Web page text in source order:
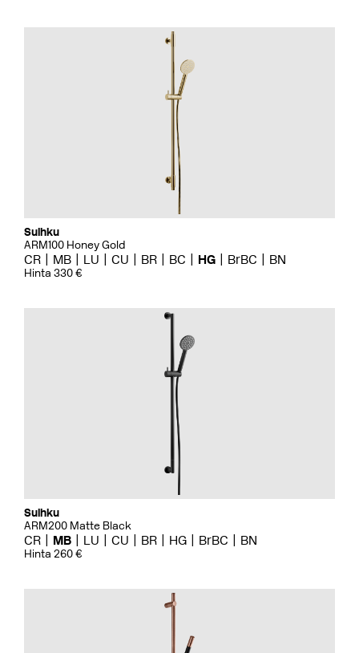
Suihku
ARM100 Honey Gold
CR MB LU CU BR BC HG BrBC BN
Hinta 330 €
Suihku
ARM200 Matte Black
CR MB LU CU BR HG BrBC BN
Hinta 260 €